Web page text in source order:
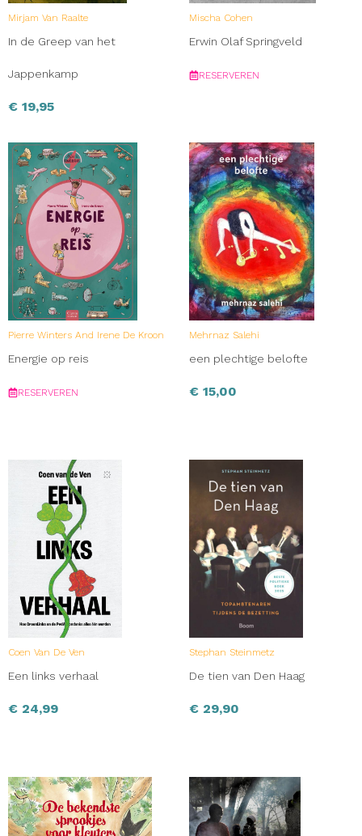
Mirjam Van Raalte
In de Greep van het
Jappenkamp
€ 19,95
Mischa Cohen
Erwin Olaf Springveld
RESERVEREN
Pierre Winters And Irene De Kroon
Energie op reis
RESERVEREN
Mehrnaz Salehi
een plechtige belofte
€ 15,00
Coen Van De Ven
Een links verhaal
€ 24,99
Stephan Steinmetz
De tien van Den Haag
€ 29,90